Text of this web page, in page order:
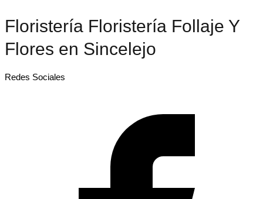
Floristería Floristería Follaje Y
Flores en Sincelejo
Redes Sociales